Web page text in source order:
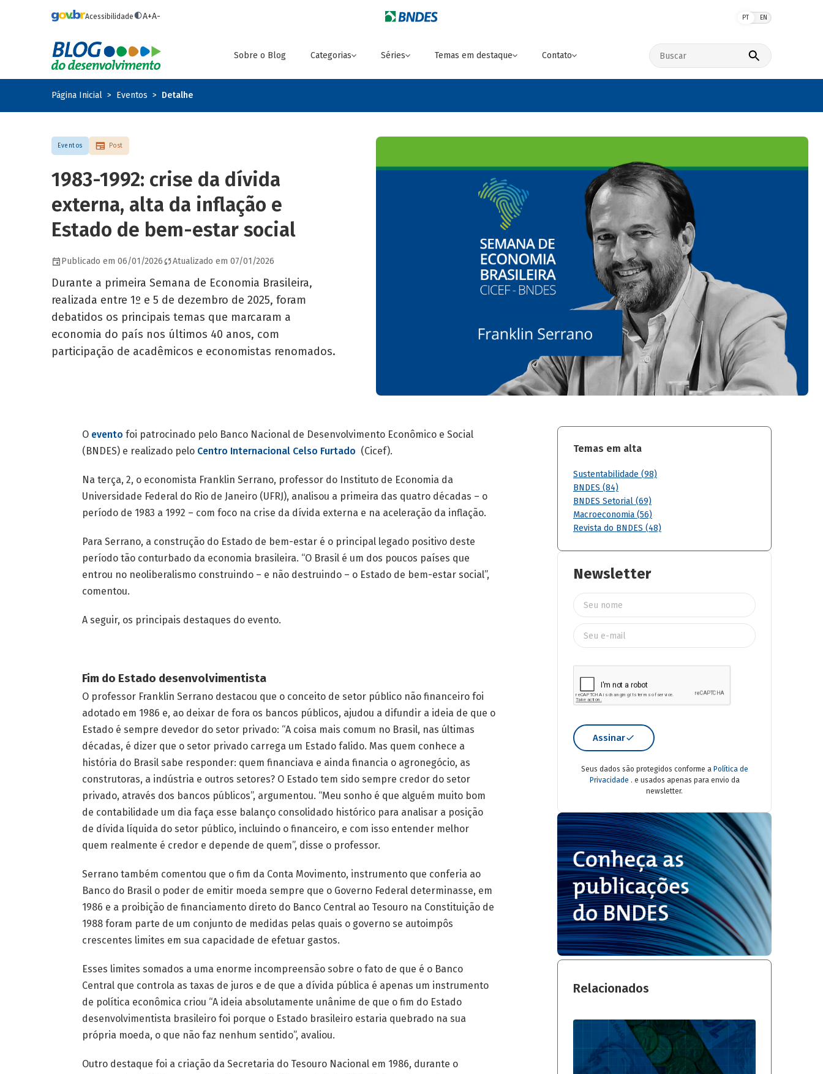
Acessibilidade A+A- PT EN
Sobre o Blog Categorias Séries Temas em destaque Contato
Buscar no site
Página Inicial Eventos Detalhe
Eventos Post
1983-1992: crise da dívida
externa, alta da inflação e
Estado de bem-estar social
Publicado em 06/01/2026 Atualizado em 07/01/2026
Durante a primeira Semana de Economia Brasileira,
realizada entre 1º e 5 de dezembro de 2025, foram
debatidos os principais temas que marcaram a
economia do país nos últimos 40 anos, com
participação de acadêmicos e economistas renomados.
O evento foi patrocinado pelo Banco Nacional de Desenvolvimento Econômico e Social
(BNDES) e realizado pelo Centro Internacional Celso Furtado (Cicef).
Na terça, 2, o economista Franklin Serrano, professor do Instituto de Economia da
Universidade Federal do Rio de Janeiro (UFRJ), analisou a primeira das quatro décadas – o
período de 1983 a 1992 – com foco na crise da dívida externa e na aceleração da inflação.
Para Serrano, a construção do Estado de bem-estar é o principal legado positivo deste
período tão conturbado da economia brasileira. “O Brasil é um dos poucos países que
entrou no neoliberalismo construindo – e não destruindo – o Estado de bem-estar social”,
comentou.
A seguir, os principais destaques do evento.
Fim do Estado desenvolvimentista
O professor Franklin Serrano destacou que o conceito de setor público não financeiro foi
adotado em 1986 e, ao deixar de fora os bancos públicos, ajudou a difundir a ideia de que o
Estado é sempre devedor do setor privado: “A coisa mais comum no Brasil, nas últimas
décadas, é dizer que o setor privado carrega um Estado falido. Mas quem conhece a
história do Brasil sabe responder: quem financiava e ainda financia o agronegócio, as
construtoras, a indústria e outros setores? O Estado tem sido sempre credor do setor
privado, através dos bancos públicos”, argumentou. “Meu sonho é que alguém muito bom
de contabilidade um dia faça esse balanço consolidado histórico para analisar a posição
de dívida líquida do setor público, incluindo o financeiro, e com isso entender melhor
quem realmente é credor e depende de quem”, disse o professor.
Serrano também comentou que o fim da Conta Movimento, instrumento que conferia ao
Banco do Brasil o poder de emitir moeda sempre que o Governo Federal determinasse, em
1986 e a proibição de financiamento direto do Banco Central ao Tesouro na Constituição de
1988 foram parte de um conjunto de medidas pelas quais o governo se autoimpôs
crescentes limites em sua capacidade de efetuar gastos.
Esses limites somados a uma enorme incompreensão sobre o fato de que é o Banco
Central que controla as taxas de juros e de que a dívida pública é apenas um instrumento
de política econômica criou “A ideia absolutamente unânime de que o fim do Estado
desenvolvimentista brasileiro foi porque o Estado brasileiro estaria quebrado na sua
própria moeda, o que não faz nenhum sentido”, avaliou.
Outro destaque foi a criação da Secretaria do Tesouro Nacional em 1986, durante o
Temas em alta
Sustentabilidade (98)
BNDES (84)
BNDES Setorial (69)
Macroeconomia (56)
Revista do BNDES (48)
Newsletter
Assinar
Seus dados são protegidos conforme a Política de
Privacidade . e usados apenas para envio da
newsletter.
Relacionados